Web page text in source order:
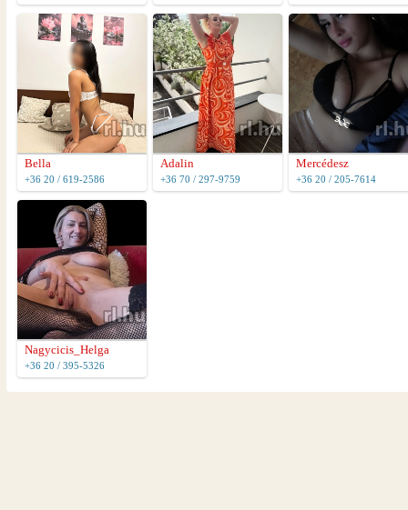
Bella
+36 20 / 619-2586
Adalin
+36 70 / 297-9759
Mercédesz
+36 20 / 205-7614
Nagycicis_Helga
+36 20 / 395-5326